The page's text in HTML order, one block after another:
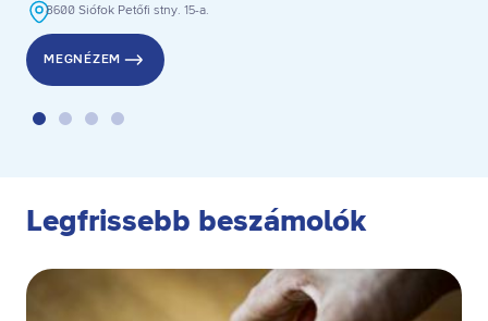
8600 Siófok Petőfi stny. 15-a.
MEGNÉZEM
Legfrissebb beszámolók